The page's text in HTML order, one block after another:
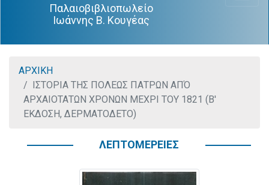
Παλαιοβιβλιοπωλείο
Ιωάννης Β. Κουγέας
ΑΡΧΙΚΗ
ΙΣΤΟΡΙΑ ΤΗΣ ΠΟΛΕΩΣ ΠΑΤΡΩΝ ΑΠΌ
ΑΡΧΑΙΟΤΑΤΩΝ ΧΡΟΝΩΝ ΜΕΧΡΙ ΤΟΥ 1821 (Β'
ΕΚΔΟΣΗ, ΔΕΡΜΑΤΟΔΕΤΟ)
ΛΕΠΤΟΜΕΡΕΙΕΣ